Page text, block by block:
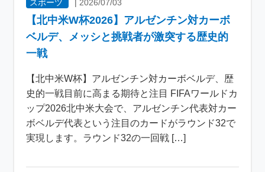
スポーツ | 2026/07/03
【北中米W杯2026】アルゼンチン対カーボ
ベルデ、メッシと挑戦者が激突する歴史的
一戦
【北中米W杯】アルゼンチン対カーボベルデ、歴
史的一戦目前に高まる期待と注目 FIFAワールドカ
ップ2026北中米大会で、アルゼンチン代表対カー
ボベルデ代表という注目のカードがラウンド32で
実現します。ラウンド32の一回戦 […]